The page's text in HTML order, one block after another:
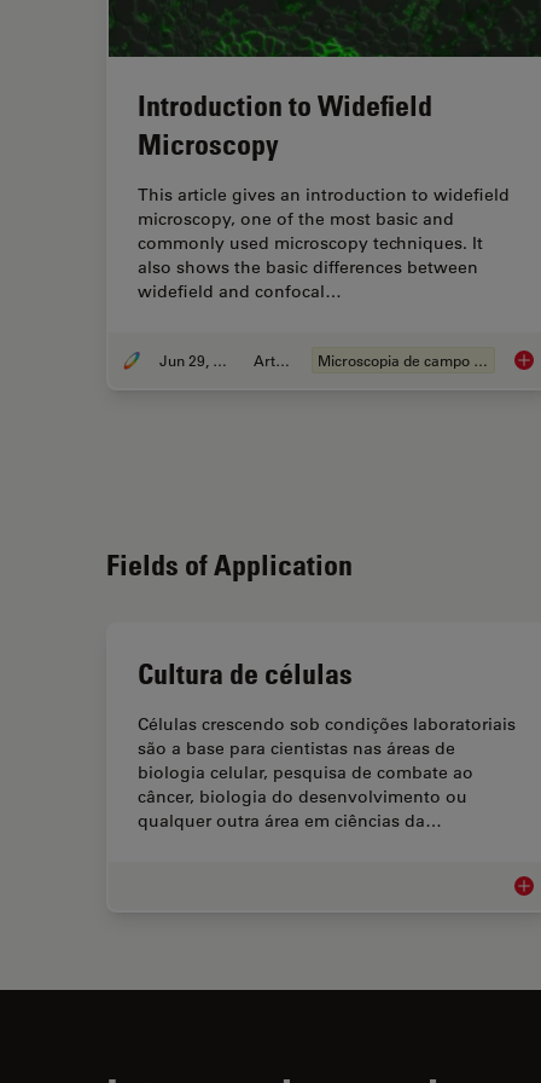
Introduction to Widefield
Microscopy
This article gives an introduction to widefield
microscopy, one of the most basic and
commonly used microscopy techniques. It
also shows the basic differences between
widefield and confocal…
Jun 29, 2017 Article Microscopia de campo amplo
Fields of Application
Cultura de células
Células crescendo sob condições laboratoriais
são a base para cientistas nas áreas de
biologia celular, pesquisa de combate ao
câncer, biologia do desenvolvimento ou
qualquer outra área em ciências da…